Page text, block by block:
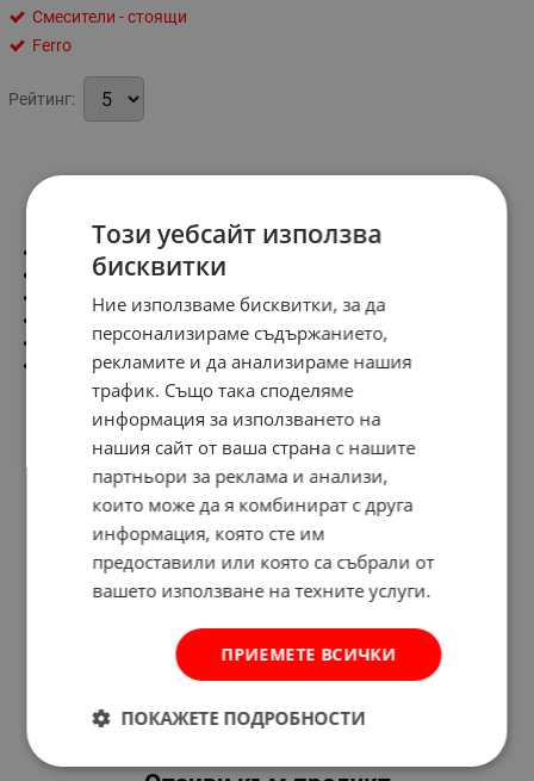
Смесители - стоящи
Ferro
Рейтинг:
Материал:хром
Въртящ чучур
Аератор:M24х1
Произведен в Полша
Гаранция:5 години
Този уебсайт използва
бисквитки
Ние използваме бисквитки, за да
персонализираме съдържанието,
рекламите и да анализираме нашия
трафик. Също така споделяме
информация за използването на
нашия сайт от ваша страна с нашите
партньори за реклама и анализи,
които може да я комбинират с друга
информация, която сте им
предоставили или която са събрали от
вашето използване на техните услуги.
ПРИЕМЕТЕ ВСИЧКИ
ПОКАЖЕТЕ ПОДРОБНОСТИ